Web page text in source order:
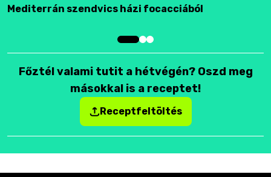
Mediterrán szendvics házi focacciából
Főztél valami tutit a hétvégén? Oszd meg
másokkal is a receptet!
Receptfeltöltés